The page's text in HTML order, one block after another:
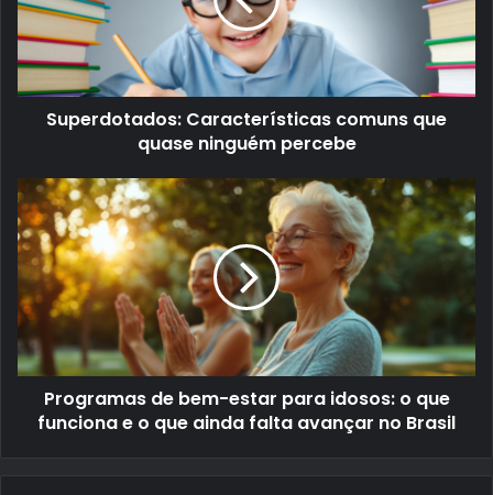
Superdotados: Características comuns que
quase ninguém percebe
Programas de bem-estar para idosos: o que
funciona e o que ainda falta avançar no Brasil